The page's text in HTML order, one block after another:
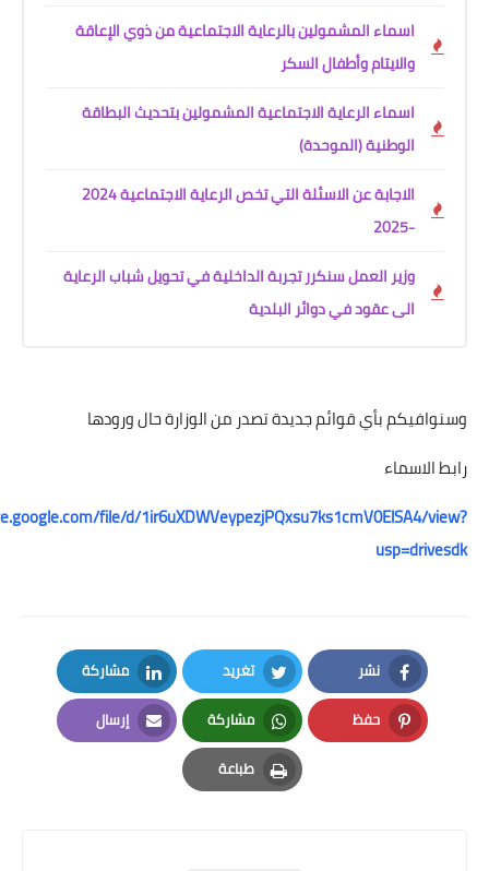
اسماء المشمولين بالرعاية الاجتماعية من ذوي الإعاقة
والايتام وأطفال السكر
اسماء الرعاية الاجتماعية المشمولين بتحديث البطاقة
الوطنية (الموحدة)
الاجابة عن الاسئلة التي تخص الرعاية الاجتماعية 2024
وزير العمل سنكرر تجربة الداخلية في تحويل شباب الرعاية
الى عقود في دوائر البلدية
بأي قوائم جديدة تصدر من الوزارة حال ورودها
https://drive.google.com/file/d/
Facebook
تغريد
Twitter
مشاركة
LinkedIn
حفظ
Pinterest
مشاركة
Whatsapp
إرسال
Email
طباعة